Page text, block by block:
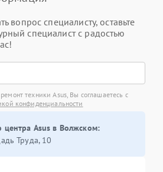
вопрос специалисту, оставьте
специалист с радостью
техники Asus, Вы соглашаетесь с
конфиденциальности
центра Asus в Волжском:
Труда, 10